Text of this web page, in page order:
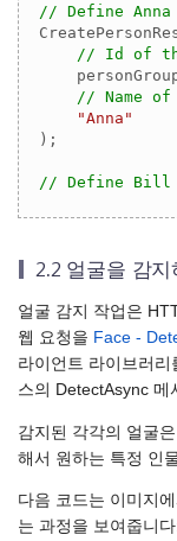
// Define Anna
// Id of
// Name
"Anna"
);
// Define Bill
2.2 얼굴을 감
얼굴 감지 작업은
웹 요청을 Face -
라이언트 라이브러
스의 DetectAsync 메
감지된 각각의 얼굴은
해서 원하는 특정 인
다음 코드는 이미지
는 과정을 보여줍니